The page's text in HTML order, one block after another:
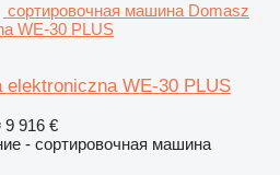
сортировочная машина Domasz
WE-30 PLUS
WE-30 PLUS
9 916 €
- сортировочная машина